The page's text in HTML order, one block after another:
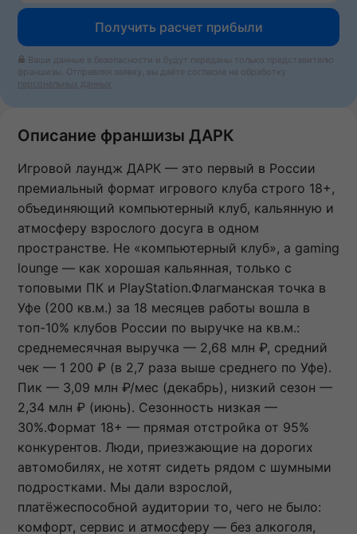
Получить расчет прибыли
Ваши данные в безопасности и будут переданы только представителю
франшизы. Отправляя заявку, вы даёте согласие на обработку
персональных данных
Описание франшизы ДАРК
Игровой лаундж ДАРК — это первый в России
премиальный формат игрового клуба строго 18+,
объединяющий компьютерный клуб, кальянную и
атмосферу взрослого досуга в одном
пространстве. Не «компьютерный клуб», а gaming
lounge — как хорошая кальянная, только с
топовыми ПК и PlayStation.Флагманская точка в
Уфе (200 кв.м.) за 18 месяцев работы вошла в
топ-10% клубов России по выручке на кв.м.:
среднемесячная выручка — 2,68 млн ₽, средний
чек — 1 200 ₽ (в 2,7 раза выше среднего по Уфе).
Пик — 3,09 млн ₽/мес (декабрь), низкий сезон —
2,34 млн ₽ (июнь). Сезонность низкая —
30%.Формат 18+ — прямая отстройка от 95%
конкурентов. Люди, приезжающие на дорогих
автомобилях, не хотят сидеть рядом с шумными
подростками. Мы дали взрослой,
платёжеспособной аудитории то, чего не было:
комфорт, сервис и атмосферу — без алкоголя,